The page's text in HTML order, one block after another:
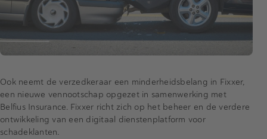
Ook neemt de verzedkeraar een minderheidsbelang in Fixxer,
een nieuwe vennootschap opgezet in samenwerking met
Belfius Insurance. Fixxer richt zich op het beheer en de verdere
ontwikkeling van een digitaal dienstenplatform voor
schadeklanten.